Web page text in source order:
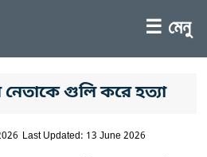
☰ মেনু
নেতাকে গুলি করে হত্যা
Last Updated: 13 June 2026